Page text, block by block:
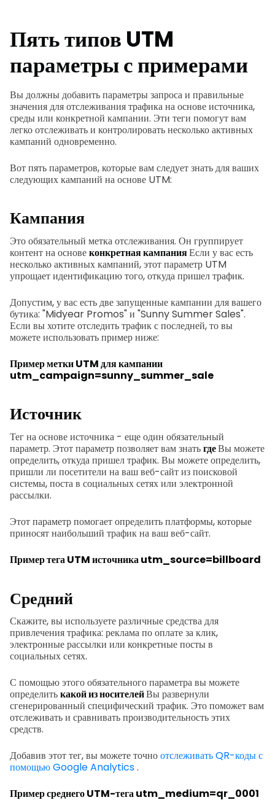
Пять типов UTM
параметрыс примерами
Вы должны добавить параметры запроса и правильные
значения для отслеживания трафика на основе источника,
среды или конкретной кампании. Эти теги помогут вам
легко отслеживать и контролировать несколько активных
кампаний одновременно.
Вот пять параметров, которые вам следует знать для ваших
следующих кампаний на основе UTM:
Кампания
Это обязательный метка отслеживания. Он группирует
контент на основеконкретная кампанияЕсли у вас есть
несколько активных кампаний, этот параметр UTM
упрощает идентификацию того, откуда пришел трафик.
Допустим, у вас есть две запущенные кампании для вашего
бутика: "Midyear Promos" и "Sunny Summer Sales".
Если вы хотите отследить трафик с последней, то вы
можете использовать пример ниже:
Пример метки UTM для кампании
utm_campaign=sunny_summer_sale
Источник
Тег на основе источника - еще один обязательный
параметр. Этот параметр позволяет вам знатьгдеВы можете
определить, откуда пришел трафик. Вы можете определить,
пришли ли посетители на ваш веб-сайт из поисковой
системы, поста в социальных сетях или электронной
рассылки.
Этот параметр помогает определить платформы, которые
приносят наибольший трафик на ваш веб-сайт.
Пример тега UTM источникаutm_source=billboard
Средний
Скажите, вы используете различные средства для
привлечения трафика: реклама по оплате за клик,
электронные рассылки или конкретные посты в
социальных сетях.
С помощью этого обязательного параметра вы можете
определитькакой из носителейВы развернули
сгенерированный специфический трафик. Это поможет вам
отслеживать и сравнивать производительность этих
средств.
Добавив этот тег, вы можете точноотслеживать QR-коды с
помощью Google Analytics.
Пример среднего UTM-тегаutm_medium=qr_0001